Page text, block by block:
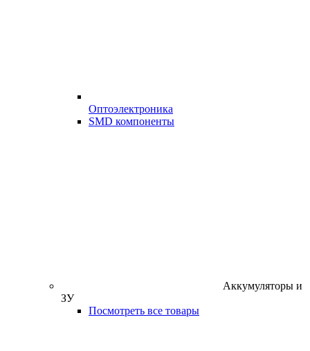
Оптоэлектроника
SMD компоненты
Аккумуляторы и
ЗУ
Посмотреть все товары